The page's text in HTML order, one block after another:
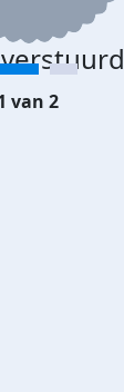
van 2